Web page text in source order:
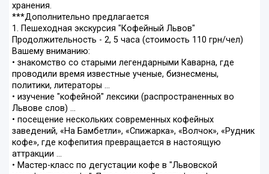
хранения.
***Дополнительно предлагается
1. Пешеходная экскурсия "Кофейный Львов"
Продолжительность - 2, 5 часа (стоимость 110 грн/чел)
Вашему вниманию:
• знакомство со старыми легендарными Каварна, где
проводили время известные ученые, бизнесмены,
политики, литераторы ...
• изучение "кофейной" лексики (распространенных во
Львове слов) ...
• посещение нескольких современных кофейных
заведений, «На Бамбетли», «Спижарка», «Волчок», «Рудник
кофе», где кофепития превращается в настоящую
аттракции ...
• Мастер-класс по дегустации кофе в "Львовской